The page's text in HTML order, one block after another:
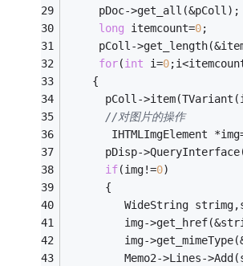
     pDoc->get_all(&pColl);
long itemcount=0;
pColl-
for(int i=0
    {
pColl-
//对图片的操作
IHTMLImgElement
pDisp-
if(img!=0)
      {
WideString
img-
img-
Memo2->Lines-